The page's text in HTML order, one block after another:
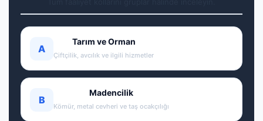
A
Tarım ve Orman
Çiftçilik, avcılık ve ilgili hizmetler
B
Madencilik
Kömür, metal cevheri ve taş ocakçılığı